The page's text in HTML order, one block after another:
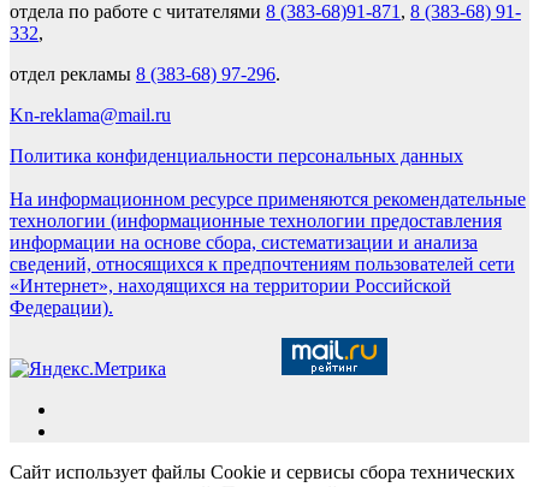
отдела по работе с читателями 8 (383-68)91-871 , 8 (383-68) 91-
332,
отдел рекламы 8 (383-68) 97-296.
Kn-reklama@mail.ru
Политика конфиденциальности персональных данных
На информационном ресурсе применяются рекомендательные
технологии (информационные технологии предоставления
информации на основе сбора, систематизации и анализа
сведений, относящихся к предпочтениям пользователей сети
«Интернет», находящихся на территории Российской
Федерации).
Сайт использует файлы Cookie и сервисы сбора технических